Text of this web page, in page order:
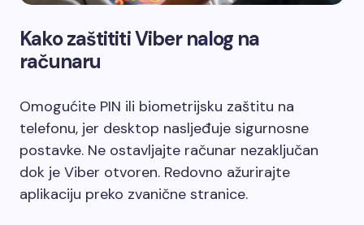
Kako zaštititi Viber nalog na
računaru
Omogućite PIN ili biometrijsku zaštitu na
telefonu, jer desktop nasljeđuje sigurnosne
postavke. Ne ostavljajte računar nezaključan
dok je Viber otvoren. Redovno ažurirajte
aplikaciju preko zvanične stranice.